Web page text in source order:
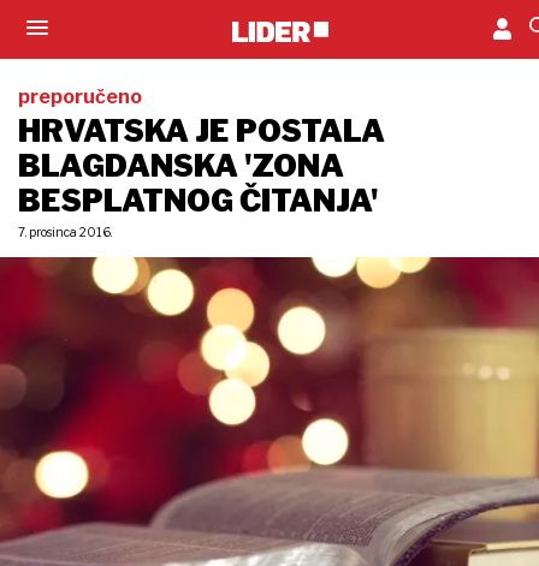
preporučeno
HRVATSKA JE POSTALA
BLAGDANSKA 'ZONA
BESPLATNOG ČITANJA'
7. prosinca 2016.